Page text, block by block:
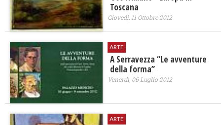
Toscana
Giovedì, 11 Ottobre 2012
ARTE
A Serravezza “Le avventure
della forma”
Venerdì, 06 Luglio 2012
ARTE